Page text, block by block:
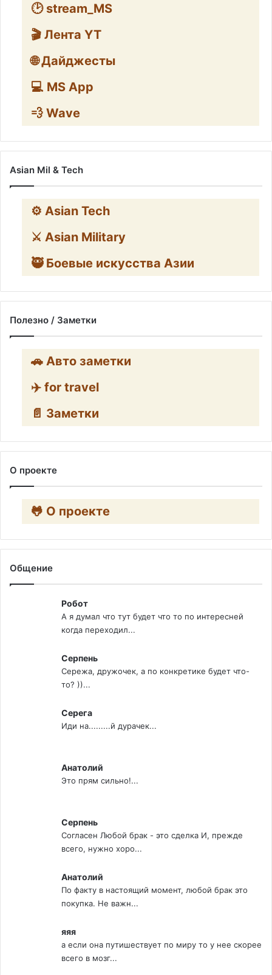
🕑 stream_MS
🎬 Лента YT
🌐 Дайджесты
💻 MS App
💨 Wave
Asian Mil & Tech
⚙️ Asian Tech
⚔️ Asian Military
🥷 Боевые искусства Азии
Полезно / Заметки
🚗 Авто заметки
✈️ for travel
📄 Заметки
О проекте
🐸 О проекте
Общение
Робот
А я думал что тут будет что то по интересней
когда переходил...
Серпень
Сережа, дружочек, а по конкретике будет что-
то? ))...
Серега
Иди на.........й дурачек...
Анатолий
Это прям сильно!...
Серпень
Согласен Любой брак - это сделка И, прежде
всего, нужно хоро...
Анатолий
По факту в настоящий момент, любой брак это
покупка. Не важн...
яяя
а если она путишествует по миру то у нее скорее
всего в мозг...